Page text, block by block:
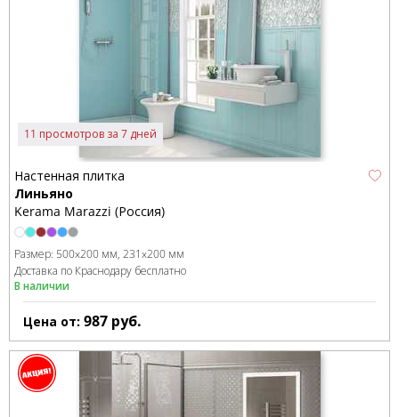
11 просмотров за 7 дней
Настенная плитка
Линьяно
Kerama Marazzi (Россия)
Размер: 500x200 мм 231x200 мм
Доставка по Краснодару бесплатно
В наличии
Цена от: 987 руб.